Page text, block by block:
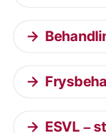
ESVL –